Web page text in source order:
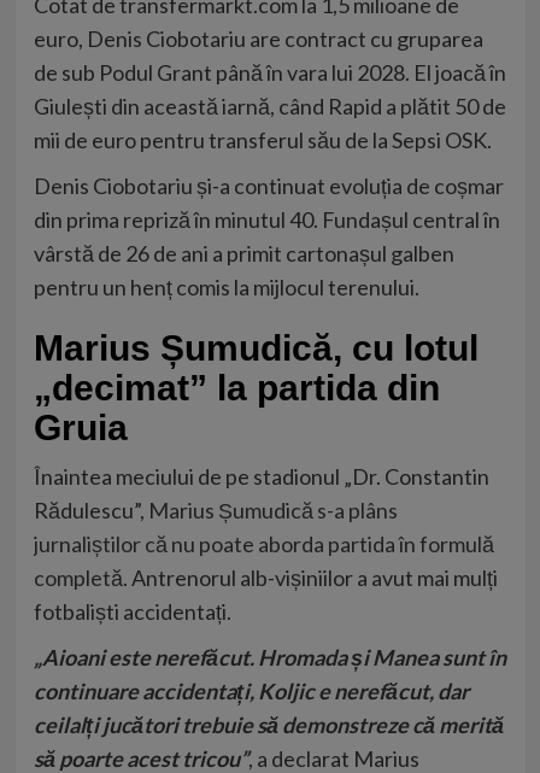
euro, Denis Ciobotariu are contract cu gruparea
de sub Podul Grant până în vara lui 2028. El joacă în
Giulești din această iarnă, când Rapid a plătit 50 de
mii de euro pentru transferul său de la Sepsi OSK.
Denis Ciobotariu și-a continuat evoluția de coșmar
din prima repriză în minutul 40. Fundașul central în
vârstă de 26 de ani a primit cartonașul galben
pentru un henț comis la mijlocul terenului.
Marius Șumudică, cu lotul
„decimat” la partida din
Gruia
Înaintea meciului de pe stadionul „Dr. Constantin
Rădulescu”, Marius Șumudică s-a plâns
jurnaliștilor că nu poate aborda partida în formulă
completă. Antrenorul alb-vișiniilor a avut mai mulți
fotbaliști accidentați.
„Aioani este nerefăcut. Hromada și Manea sunt în
continuare accidentați, Koljic e nerefăcut, dar
ceilalți jucători trebuie să demonstreze că merită
să poarte acest tricou”, a declarat Marius